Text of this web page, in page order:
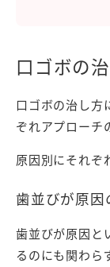
口ゴボの
口ゴボの治し方
ぞれアプローチ
原因別にそれぞ
歯並びが原因
歯並びが原因と
るのにも関わら